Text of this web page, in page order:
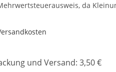
da
und Versand: 3,50 €